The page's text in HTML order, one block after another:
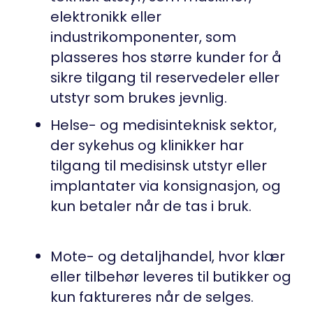
elektronikk eller
industrikomponenter, som
plasseres hos større kunder for å
sikre tilgang til reservedeler eller
utstyr som brukes jevnlig.
Helse- og medisinteknisk sektor,
der sykehus og klinikker har
tilgang til medisinsk utstyr eller
implantater via konsignasjon, og
kun betaler når de tas i bruk.
Mote- og detaljhandel, hvor klær
eller tilbehør leveres til butikker og
kun faktureres når de selges.